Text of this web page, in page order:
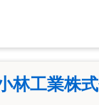
林工業株